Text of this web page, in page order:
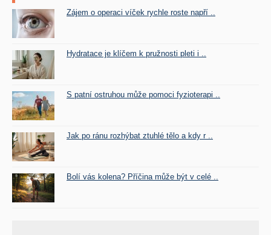
Zájem o operaci víček rychle roste napří ..
Hydratace je klíčem k pružnosti pleti i ..
S patní ostruhou může pomoci fyzioterapi ..
Jak po ránu rozhýbat ztuhlé tělo a kdy r ..
Bolí vás kolena? Příčina může být v celé ..